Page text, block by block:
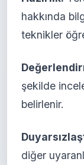
hakkında
teknikler
şekilde
belirlenir.
diğer